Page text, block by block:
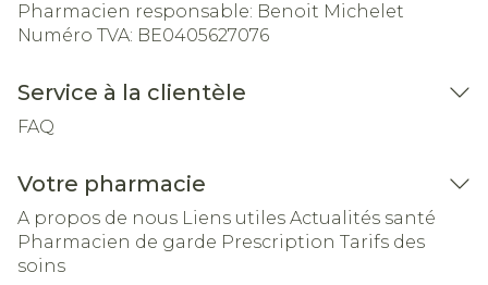
Pharmacien responsable: Benoit Michelet
Numéro TVA: BE0405627076
Service à la clientèle
FAQ
Votre pharmacie
A propos de nous Liens utiles Actualités santé
Pharmacien de garde Prescription Tarifs des
soins